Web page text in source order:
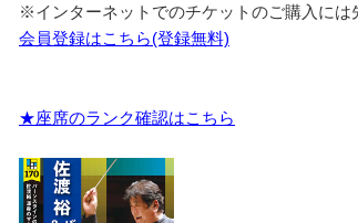
※インターネットでのチケットのご購入には
会員登録はこちら(登録無料)
★座席のランク確認はこちら